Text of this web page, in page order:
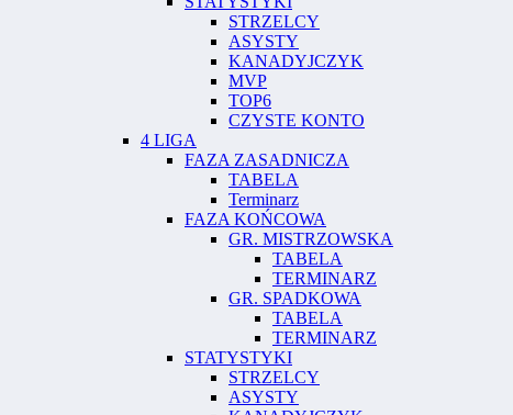
STRZELCY
ASYSTY
KANADYJCZYK
MVP
TOP6
CZYSTE KONTO
4 LIGA
FAZA ZASADNICZA
TABELA
Terminarz
FAZA KOŃCOWA
GR. MISTRZOWSKA
TABELA
TERMINARZ
GR. SPADKOWA
TABELA
TERMINARZ
STATYSTYKI
STRZELCY
ASYSTY